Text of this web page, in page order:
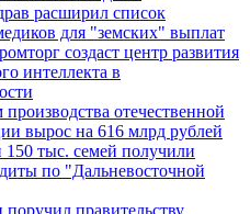
расширил список
для "земских" выплат
создаст центр развития
интеллекта в
отечественной
вырос на 616 млрд рублей
тыс. семей получили
по "Дальневосточной
правительству